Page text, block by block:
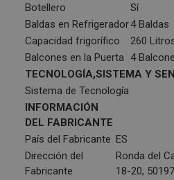
Botellero
Sí
Baldas en Refrigerador4 Baldas
Capacidad frigorífico
260
Balcones en la Puerta 4
TECNOLOGÍA,SISTEMA Y
Sistema de Tecnología
INFORMACIÓN
DEL FABRICANTE
País del Fabricante ES
Dirección del
Fabricante
Ronda del
18-20,